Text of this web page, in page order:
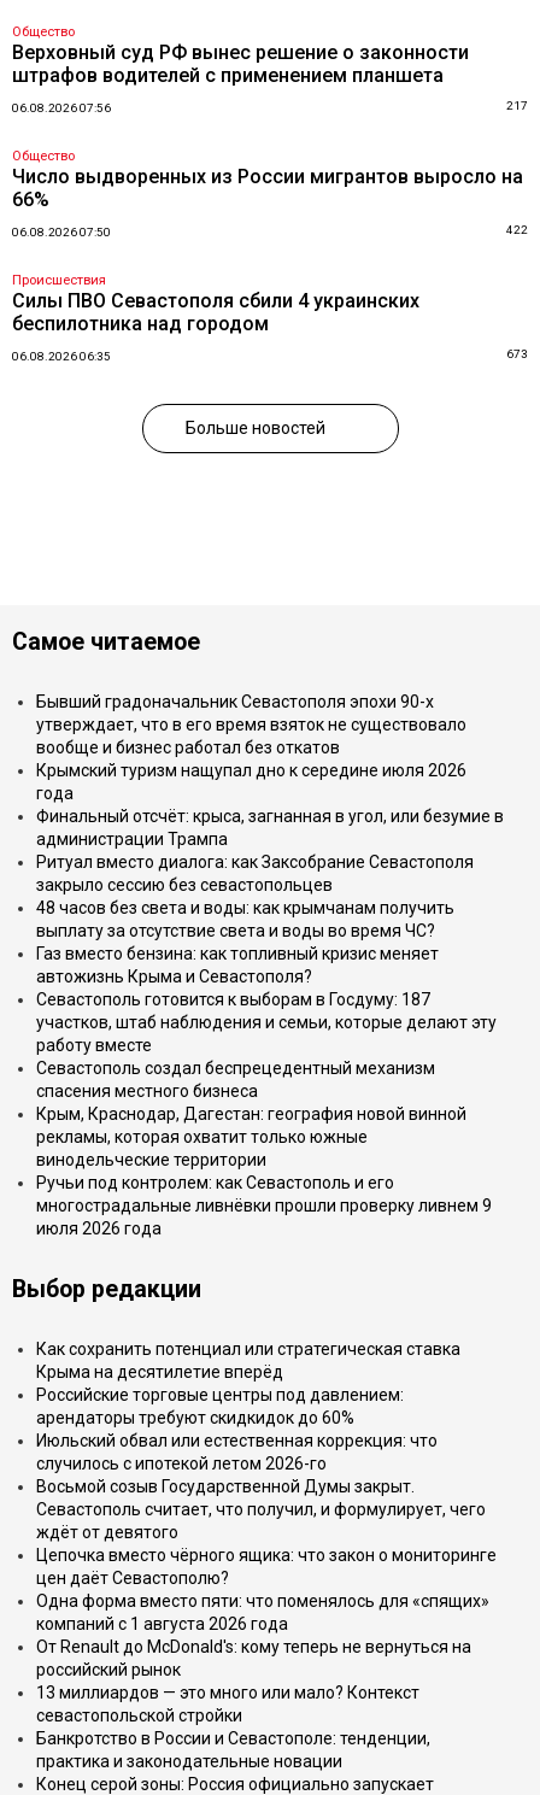
Общество
Верховный суд РФ вынес решение о законности
штрафов водителей с применением планшета
06.08.2026 07:56 217
Общество
Число выдворенных из России мигрантов выросло на
66%
06.08.2026 07:50 422
Происшествия
Силы ПВО Севастополя сбили 4 украинских
беспилотника над городом
06.08.2026 06:35 673
Больше новостей
Самое читаемое
Бывший градоначальник Севастополя эпохи 90-х
утверждает, что в его время взяток не существовало
вообще и бизнес работал без откатов
Крымский туризм нащупал дно к середине июля 2026
года
Финальный отсчёт: крыса, загнанная в угол, или безумие в
администрации Трампа
Ритуал вместо диалога: как Заксобрание Севастополя
закрыло сессию без севастопольцев
48 часов без света и воды: как крымчанам получить
выплату за отсутствие света и воды во время ЧС?
Газ вместо бензина: как топливный кризис меняет
автожизнь Крыма и Севастополя?
Севастополь готовится к выборам в Госдуму: 187
участков, штаб наблюдения и семьи, которые делают эту
работу вместе
Севастополь создал беспрецедентный механизм
спасения местного бизнеса
Крым, Краснодар, Дагестан: география новой винной
рекламы, которая охватит только южные
винодельческие территории
Ручьи под контролем: как Севастополь и его
многострадальные ливнёвки прошли проверку ливнем 9
июля 2026 года
Выбор редакции
Как сохранить потенциал или стратегическая ставка
Крыма на десятилетие вперёд
Российские торговые центры под давлением:
арендаторы требуют скидкидок до 60%
Июльский обвал или естественная коррекция: что
случилось с ипотекой летом 2026-го
Восьмой созыв Государственной Думы закрыт.
Севастополь считает, что получил, и формулирует, чего
ждёт от девятого
Цепочка вместо чёрного ящика: что закон о мониторинге
цен даёт Севастополю?
Одна форма вместо пяти: что поменялось для «спящих»
компаний с 1 августа 2026 года
От Renault до McDonald's: кому теперь не вернуться на
российский рынок
13 миллиардов — это много или мало? Контекст
севастопольской стройки
Банкротство в России и Севастополе: тенденции,
практика и законодательные новации
Конец серой зоны: Россия официально запускает